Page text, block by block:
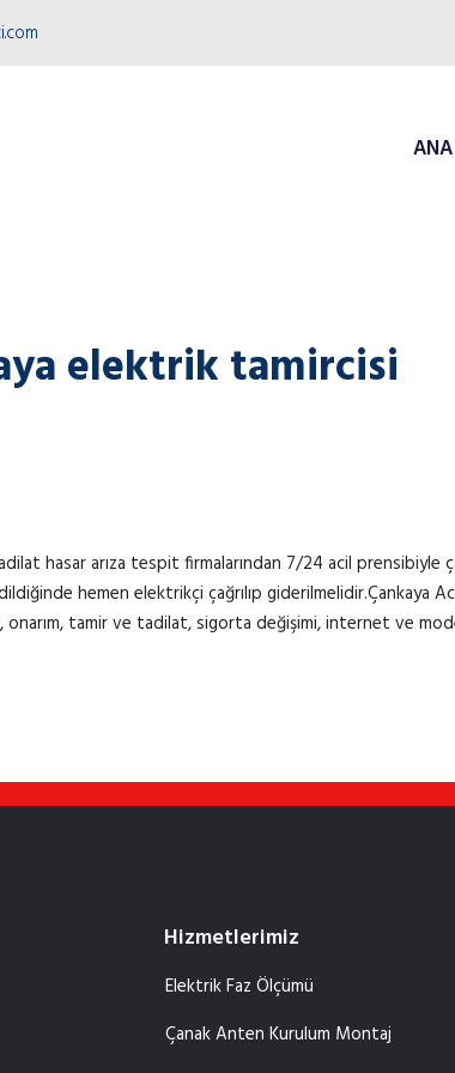
elektrik tamircisi
hasar arıza tespit firmalarından 7/24 acil prensibiyle
hemen elektrikçi çağrılıp giderilmelidir.Çankaya
tamir ve tadilat, sigorta değişimi, internet ve
Hizmetlerimiz
Elektrik Faz Ölçümü
Çanak Anten Kurulum Montaj